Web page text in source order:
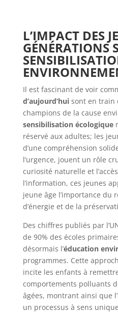
L’IMPACT DES
GÉNÉRATIONS
Il est fascinant de voir
d’aujourd’huisont en train
champions de la cause
sensibilisation écologique
réservé aux adultes; les
d’une compréhension
l’urgence, jouent un rôle
curiosité naturelle et
l’information, ces jeunes
jeune âge l’importance du
d’énergie et de la
Des chiffres publiés par
de 90% des écoles
désormais l’éducation
programmes. Cette
incite les enfants à
comportements polluants
âgées, montrant ainsi que
un processus à sens